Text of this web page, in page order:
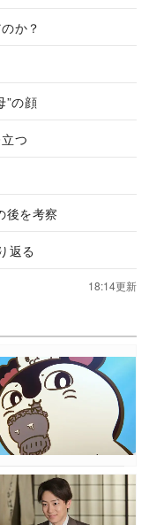
のか？
”の顔
つ
後を考察
返る
18:14更新